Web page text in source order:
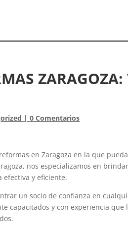
|0 Comentarios
en Zaragoza en la que
nos especializamos en
efectiva y eficiente.
un socio de confianza en
capacitados y con experiencia